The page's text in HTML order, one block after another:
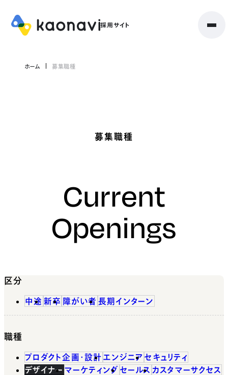
ホーム 募集職種
募集職種
Current
Openings
区分
中途 新卒 障がい者 長期インターン
職種
プロダクト企画・設計 エンジニア セキュリティ
デザイナー マーケティング セールス カスタマーサクセス